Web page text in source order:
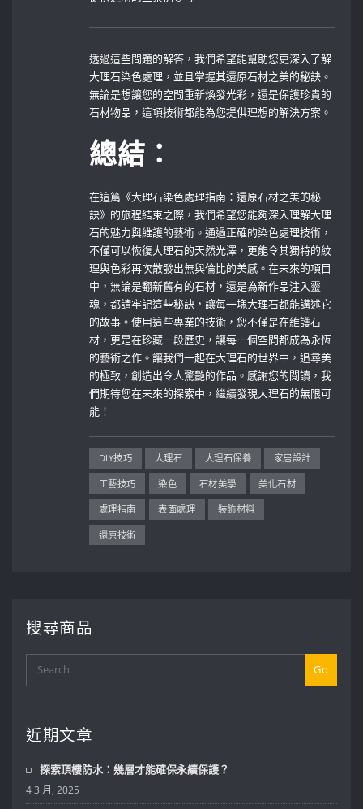
透過這些問題的解答，我們希望能幫助您更深入了解
大理石染色處理，並且掌握其還原石材之美的秘訣。
無論是想讓您的空間重新煥發光彩，還是保護珍貴的
石材物品，這項技術都能為您提供理想的解決方案。
總結：
在這篇《大理石染色處理指南：還原石材之美的秘
訣》的旅程結束之際，我們希望您能夠深入理解大理
石的魅力與維護的藝術。通過正確的染色處理技術，
不僅可以恢復大理石的天然光澤，更能令其獨特的紋
理與色彩再次散發出無與倫比的美感。在未來的項目
中，無論是翻新舊有的石材，還是為新作品注入靈
魂，都請牢記這些秘訣，讓每一塊大理石都能講述它
的故事。使用這些專業的技術，您不僅是在維護石
材，更是在珍藏一段歷史，讓每一個空間都成為永恆
的藝術之作。讓我們一起在大理石的世界中，追尋美
的極致，創造出令人驚艷的作品。感謝您的閱讀，我
們期待您在未來的探索中，繼續發現大理石的無限可
能！
DIY技巧 大理石 大理石保養 家居設計
工藝技巧 染色 石材美學 美化石材
處理指南 表面處理 裝飾材料
還原技術
搜尋商品
Go
近期文章
探索頂樓防水：幾層才能確保永續保護？
4 3 月, 2025